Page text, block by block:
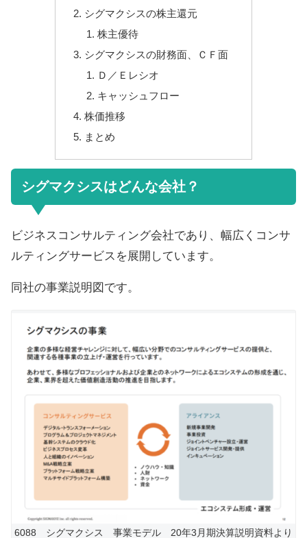
シグマクシスの株主還元
株主優待
シグマクシスの財務面、ＣＦ面
Ｄ／Ｅレシオ
キャッシュフロー
株価推移
まとめ
シグマクシスはどんな会社？
ビジネスコンサルティング会社であり、幅広くコンサ
ルティングサービスを展開しています。
同社の事業説明図です。
6088 シグマクシス 事業モデル 20年3月期決算説明資料より